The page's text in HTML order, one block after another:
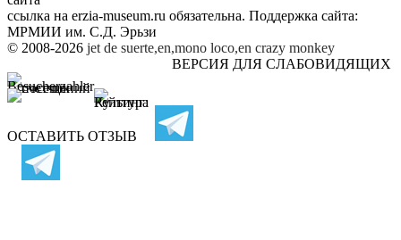
ссылка на erzia-museum.ru обязательна. Поддержка сайта:
МРМИИ им. С.Д. Эрьзи
© 2008-2026 jet de suerte,en,mono loco,en crazy monkey
ВЕРСИЯ ДЛЯ СЛАБОВИДЯЩИХ
ОСТАВИТЬ ОТЗЫВ